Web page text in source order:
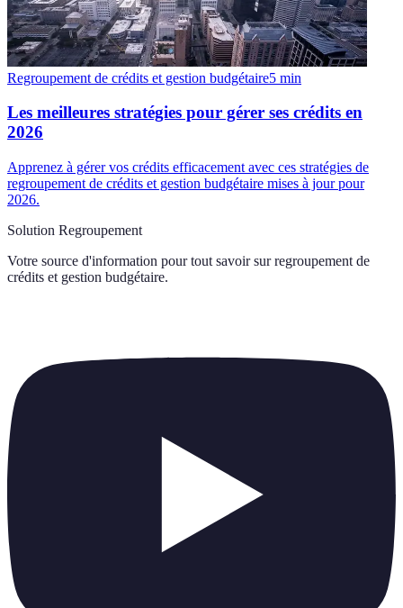
Regroupement de crédits et gestion budgétaire5 min
Les meilleures stratégies pour gérer ses crédits en
2026
Apprenez à gérer vos crédits efficacement avec ces stratégies de
regroupement de crédits et gestion budgétaire mises à jour pour
2026.
Solution Regroupement
Votre source d'information pour tout savoir sur regroupement de
crédits et gestion budgétaire.